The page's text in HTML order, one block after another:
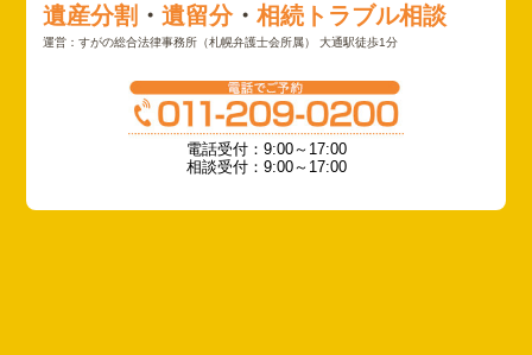
遺産分割 ・遺留分・相続トラブル相談
運営：すがの総合法律事務所（札幌弁護士会所属） 大通駅徒歩1分
電話受付：9:00～17:00
相談受付：9:00～17:00